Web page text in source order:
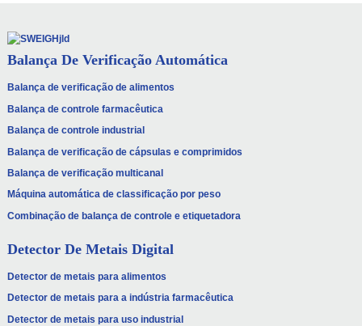
Balança De Verificação Automática
Balança de verificação de alimentos
Balança de controle farmacêutica
Balança de controle industrial
Balança de verificação de cápsulas e comprimidos
Balança de verificação multicanal
Máquina automática de classificação por peso
Combinação de balança de controle e etiquetadora
Detector De Metais Digital
Detector de metais para alimentos
Detector de metais para a indústria farmacêutica
Detector de metais para uso industrial